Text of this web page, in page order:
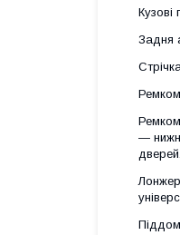
Кузові
Задня
—